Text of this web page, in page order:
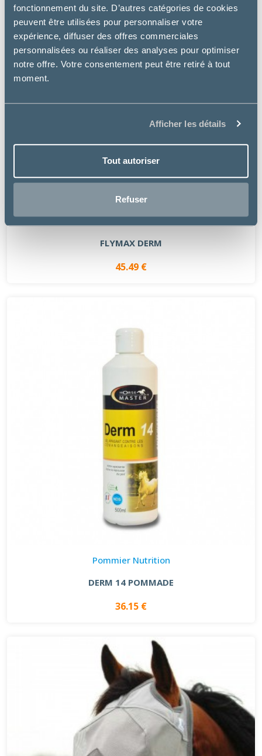
fonctionnement du site. D’autres catégories de cookies
peuvent être utilisées pour personnaliser votre
expérience, diffuser des offres commerciales
personnalisées ou réaliser des analyses pour optimiser
notre offre. Votre consentement peut être retiré à tout
moment.
Afficher les détails
Tout autoriser
Refuser
FLYMAX DERM
45.49 €
Pommier Nutrition
DERM 14 POMMADE
36.15 €